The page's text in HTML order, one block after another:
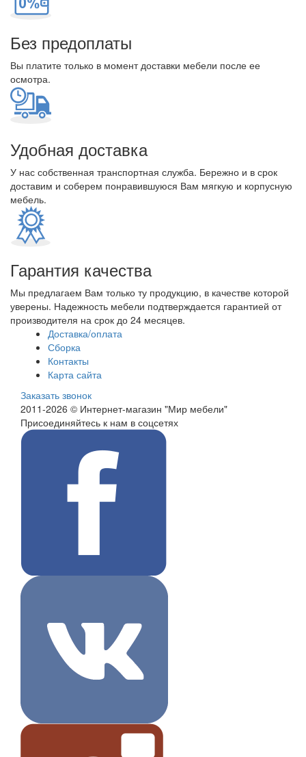
Без предоплаты
Вы платите только в момент доставки мебели после ее
осмотра.
Удобная доставка
У нас собственная транспортная служба. Бережно и в срок
доставим и соберем понравившуюся Вам мягкую и корпусную
мебель.
Гарантия качества
Мы предлагаем Вам только ту продукцию, в качестве которой
уверены. Надежность мебели подтверждается гарантией от
производителя на срок до 24 месяцев.
Доставка/оплата
Сборка
Контакты
Карта сайта
Заказать звонок
2011-2026 © Интернет-магазин "Мир мебели"
Присоединяйтесь к нам в соцсетях